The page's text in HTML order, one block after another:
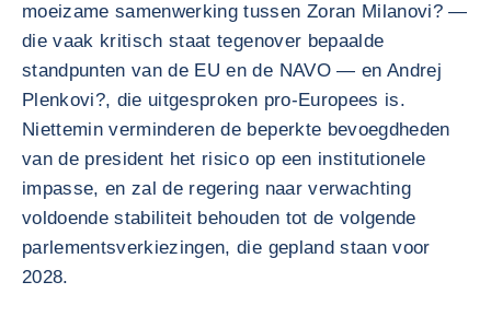
moeizame samenwerking tussen Zoran Milanovi? —
die vaak kritisch staat tegenover bepaalde
standpunten van de EU en de NAVO — en Andrej
Plenkovi?, die uitgesproken pro-Europees is.
Niettemin verminderen de beperkte bevoegdheden
van de president het risico op een institutionele
impasse, en zal de regering naar verwachting
voldoende stabiliteit behouden tot de volgende
parlementsverkiezingen, die gepland staan voor
2028.